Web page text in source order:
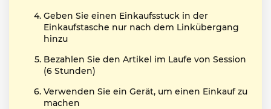
Geben Sie einen Einkaufsstuck in der
Einkaufstasche nur nach dem Linkübergang
hinzu
Bezahlen Sie den Artikel im Laufe von Session
(6 Stunden)
Verwenden Sie ein Gerät, um einen Einkauf zu
machen